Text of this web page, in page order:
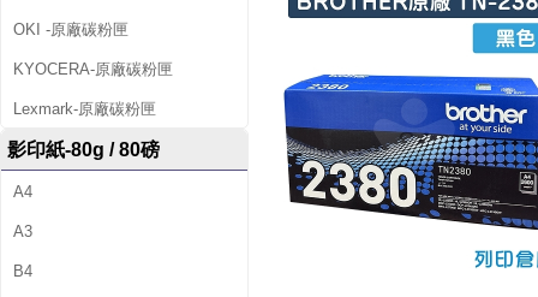
OKI -原廠碳粉匣
KYOCERA-原廠碳粉匣
Lexmark-原廠碳粉匣
影印紙-80g / 80磅
A4
A3
B4